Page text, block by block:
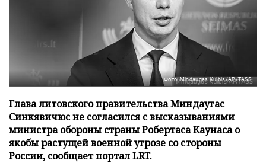
Фото: Mindaugas Kulbis/AP/TASS
Глава литовского правительства Миндаугас
Синкявичюс не согласился с высказываниями
министра обороны страны Робертаса Каунаса о
якобы растущей военной угрозе со стороны
России, сообщает портал LRT.